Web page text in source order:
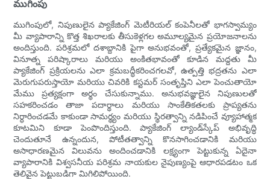
ముగింపు
ముగింపులో, నిపుణులైన ప్యాకేజింగ్ మెటీరియల్ కంపెనీలతో భాగస్వామ్యం
మీ వ్యాపారాన్ని కొత్త శిఖరాలకు తీసుకెళ్లగల అమూల్యమైన ప్రయోజనాలను
అందిస్తుంది. పరిశ్రమలో దశాబ్దానికి పైగా అనుభవంతో, ప్రత్యేకమైన జ్ఞానం,
వినూత్న పరిష్కారాలు మరియు అంకితభావంతో కూడిన మద్దతు మీ
ప్యాకేజింగ్ ప్రక్రియలను ఎలా క్రమబద్ధీకరించగలవో, ఉత్పత్తి భద్రతను ఎలా
మెరుగుపరుస్తాయో మరియు చివరికి కస్టమర్ సంతృప్తిని ఎలా పెంచుతాయో
మేము ప్రత్యక్షంగా అర్థం చేసుకున్నాము. అనుభవజ్ఞులైన నిపుణులతో
సహకరించడం తాజా పదార్థాలు మరియు సాంకేతికతలకు ప్రాప్యతను
నిర్ధారించడమే కాకుండా సామర్థ్యం మరియు స్థిరత్వాన్ని నడిపించే వ్యూహాత్మక
కూటమిని కూడా పెంపొందిస్తుంది. ప్యాకేజింగ్ ల్యాండ్‌స్కేప్ అభివృద్ధి
చెందుతూనే ఉన్నందున, పోటీతత్వాన్ని కొనసాగించడానికి మరియు
అసాధారణమైన విలువను అందించడానికి లక్ష్యంగా పెట్టుకున్న ఏదైనా
వ్యాపారానికి విశ్వసనీయ పరిశ్రమ నాయకుల నైపుణ్యంపై ఆధారపడటం ఒక
తెలివైన పెట్టుబడిగా మిగిలిపోయింది.